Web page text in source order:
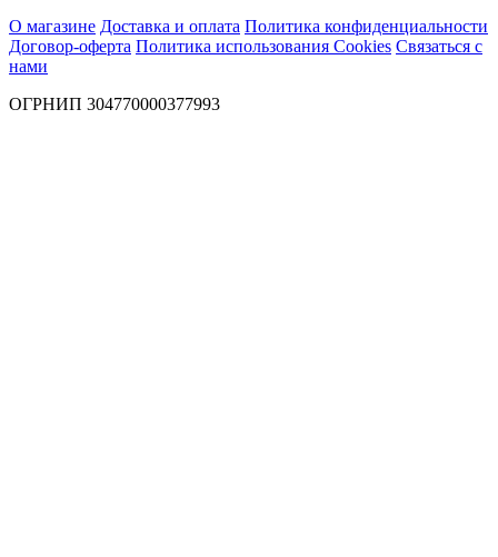
О магазине Доставка и оплата Политика конфиденциальности
Договор-оферта Политика использования Cookies Связаться с
нами
ОГРНИП 304770000377993